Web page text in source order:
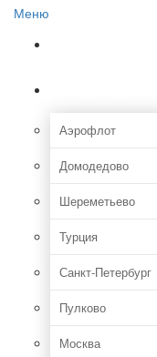
Меню
Аэрофлот
Домодедово
Шереметьево
Турция
Санкт-Петербург
Пулково
Москва